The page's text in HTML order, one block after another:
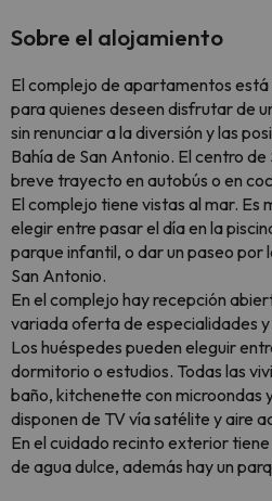
Sobre el alojamiento
El complejo de apartamentos está
para quienes deseen disfrutar de
sin renunciar a la diversión y las
Bahía de San Antonio. El centro
breve trayecto en autobús o en
El complejo tiene vistas al mar. Es
elegir entre pasar el día en la
parque infantil, o dar un paseo por
San Antonio.
En el complejo hay recepción
variada oferta de especialidades
Los huéspedes pueden eleguir
dormitorio o estudios. Todas las
baño, kitchenette con microondas
disponen de TV vía satélite y aire
En el cuidado recinto exterior tiene
de agua dulce, además hay un